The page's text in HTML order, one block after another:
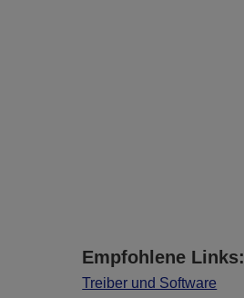
Empfohlene Links:
Treiber und Software